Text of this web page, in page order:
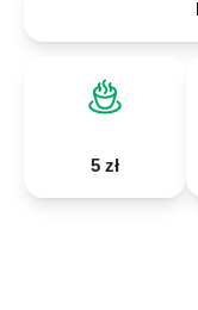
5 zł